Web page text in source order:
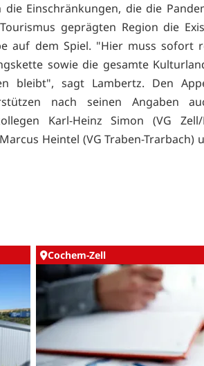
Einschränkungen, die die
geprägten Region die
auf dem Spiel. "Hier muss sofort
sowie die gesamte
bleibt", sagt Lambertz. Den
nach seinen Angaben
Karl-Heinz Simon (VG Zell/
Heintel (VG Traben-Trarbach)
Cochem-Zell